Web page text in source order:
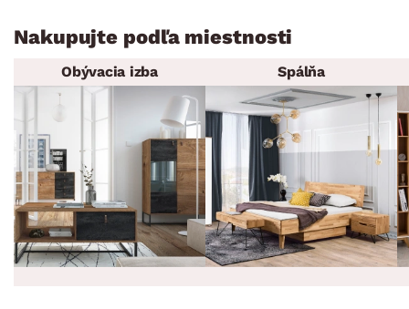
Nakupujte podľa miestnosti
Obývacia izba Spálňa